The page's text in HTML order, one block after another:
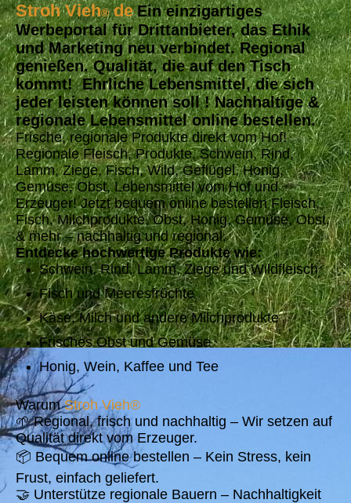
Stroh Vieh®de Ein einzigartiges
Werbeportal für Drittanbieter, das Ethik
und Marketing neu verbindet. Regional
genießen. Qualität, die auf den Tisch
kommt! Ehrliche Lebensmittel, die sich
jeder leisten können soll ! Nachhaltige &
regionale Lebensmittel online bestellen.
Frische, regionale Produkte direkt vom Hof!
Regionale Fleisch, Produkte, Schwein, Rind,
Lamm, Ziege, Fisch, Wild, Geflügel, Honig,
Gemüse, Obst, Lebensmittel vom Hof und
Erzeuger! Jetzt bequem online bestellenFleisch,
Fisch, Milchprodukte, Obst, Honig, Gemüse, Obst,
& mehr – nachhaltig und regional.
Entdecke hochwertige Produkte wie:
Schwein, Rind, Lamm, Ziege und Wildfleisch
Fisch und Meeresfrüchte
Käse, Milch und andere Milchprodukte
Frisches Obst und Gemüse
Honig, Wein, Kaffee und Tee
WarumStroh Vieh®
🌱 Regional, frisch und nachhaltig – Wir setzen auf
Qualität direkt vom Erzeuger.
📦 Bequem online bestellen – Kein Stress, kein
Frust, einfach geliefert.
🤝 Unterstütze regionale Bauern – Nachhaltigkeit